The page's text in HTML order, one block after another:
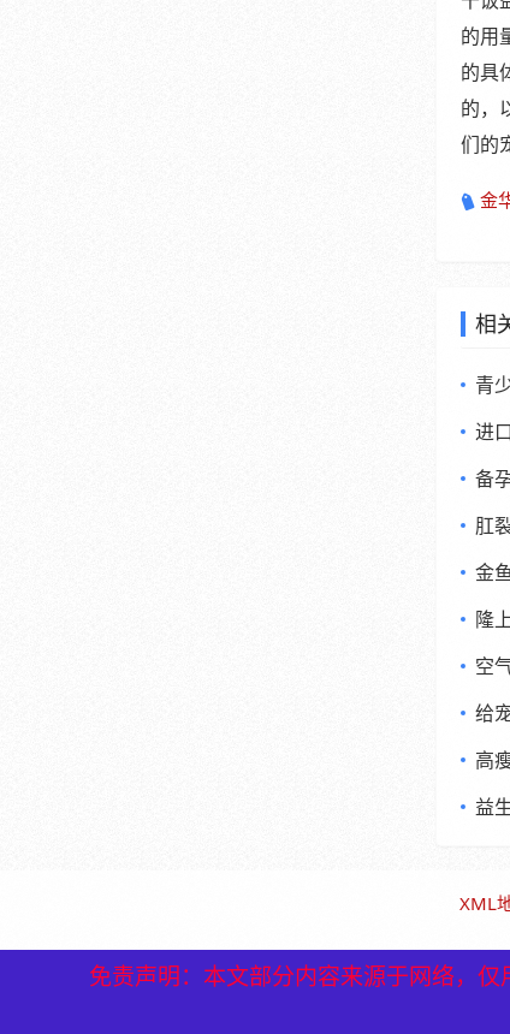
的用
的具
的，
们的
金
相
青
进
备
肛
金
隆
空
给
高
益
免责声明：本文部分内容来源于网络，
XML
免责声明：本文部分内容来源于网络，